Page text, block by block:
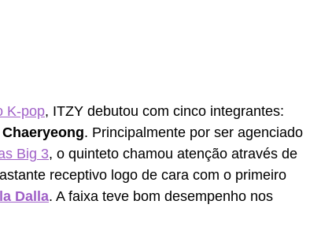
K-pop, ITZY debutou com cinco integrantes:
Chaeryeong. Principalmente por ser agenciado
Big 3, o quinteto chamou atenção através de
receptivo logo de cara com o primeiro
Dalla. A faixa teve bom desempenho nos